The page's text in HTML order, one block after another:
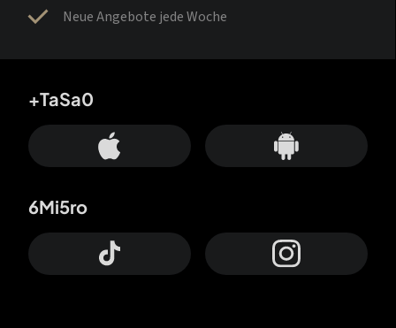
Neue Angebote jede Woche
+TaSa0
6Mi5ro